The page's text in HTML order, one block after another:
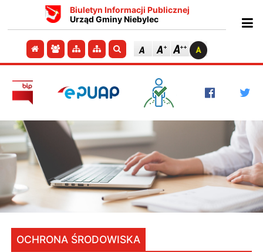
Biuletyn Informacji Publicznej
Urząd Gminy Niebylec
Przejdź do strony głównej
Przejdź do redakcji
Przejdź do mapy strony
Przejdź do mapy strony
Szukaj
OCHRONA ŚRODOWISKA